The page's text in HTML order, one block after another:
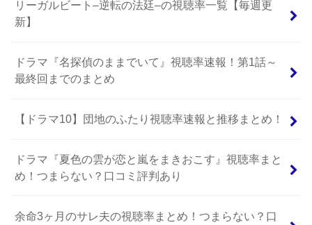
リーガルビート–逆転の法廷–の視聴率一覧【毎週更
新】
ドラマ『名探偵のままでいて』視聴率速報！第1話～
最終回までのまとめ
【ドラマ10】団地のふたり視聴率速報と推移まとめ！
ドラマ『夏色の雲が恋と嵐をまきおこす』視聴率まと
め！つまらない？口コミ評判あり
余命3ヶ月のサレ夫の視聴率まとめ！つまらない？口